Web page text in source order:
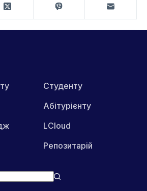
Студенту
Абітурієнту
LCloud
Репозитарій